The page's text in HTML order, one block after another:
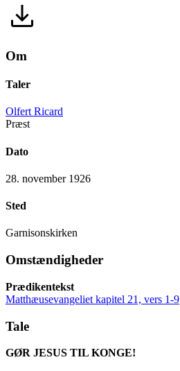
Om
Taler
Olfert Ricard
Præst
Dato
28. november 1926
Sted
Garnisonskirken
Omstændigheder
Prædikentekst
Matthæusevangeliet kapitel 21, vers 1-9
Tale
GØR JESUS TIL KONGE!